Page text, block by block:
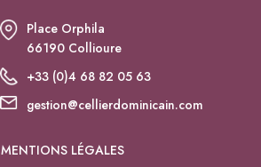
Place Orphila
66190 Collioure
+33 (0)4 68 82 05 63
gestion@cellierdominicain.com
MENTIONS LÉGALES